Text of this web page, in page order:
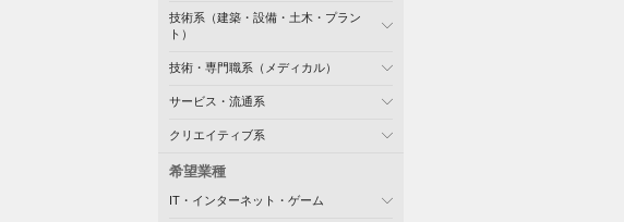
技術系（建築・設備・土木・プラン
ト）
技術・専門職系（メディカル）
サービス・流通系
クリエイティブ系
希望業種
IT・インターネット・ゲーム